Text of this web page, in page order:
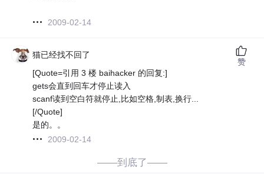
2009-02-14
猫已经找不回了
[Quote=引用 3 楼 baihacker 的回复:]
gets会直到回车才停止读入
scanf读到空白符就停止,比如空格,制表,换行...
[/Quote]
是的。。
2009-02-14
赞
——到底了——